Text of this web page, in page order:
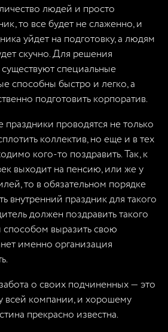
людей и просто
то все будет не слаженно, и
уйдет на подготовку, а людям
скучно. Для решения
специальные
способны быстро и легко, а
подготовить корпоратив.
праздники проводятся не только
коллектив, но еще и в тех
кого-то поздравить. Так, к
выходит на пенсию, или же у
то в обязательном порядке
внутренний праздник для такого
должен поздравить такого
способом выразить свою
именно организация
о своих подчиненных — это
всей компании, и хорошему
прекрасно известна.